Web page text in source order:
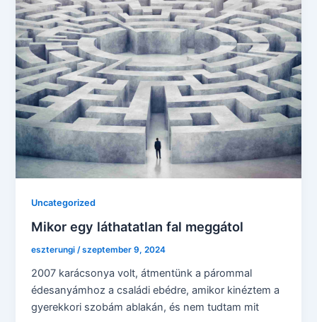
Uncategorized
Mikor egy láthatatlan fal meggátol
eszterungi/szeptember 9, 2024
2007 karácsonya volt, átmentünk a párommal
édesanyámhoz a családi ebédre, amikor kinéztem a
gyerekkori szobám ablakán, és nem tudtam mit